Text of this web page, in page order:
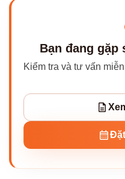
Bạn đang
Kiểm tra và tư vấn